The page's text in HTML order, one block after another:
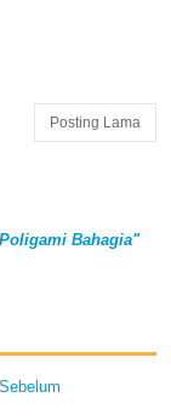
Posting Lama
Bahagia"